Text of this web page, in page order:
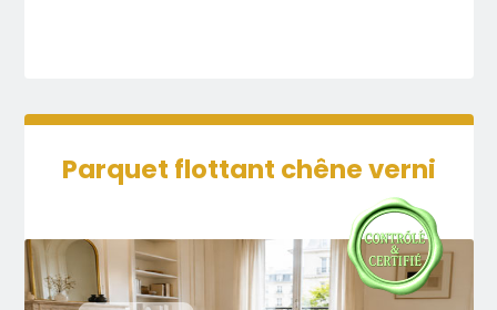
Parquet flottant chêne verni